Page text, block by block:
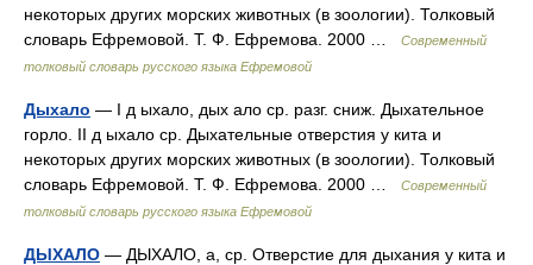
некоторых других морских животных (в зоологии). Толковый
словарь Ефремовой. Т. Ф. Ефремова. 2000 …
Современный
толковый словарь русского языка Ефремовой
Дыхало — I д ыхало, дых ало ср. разг. сниж. Дыхательное
горло. II д ыхало ср. Дыхательные отверстия у кита и
некоторых других морских животных (в зоологии). Толковый
словарь Ефремовой. Т. Ф. Ефремова. 2000 …
Современный
толковый словарь русского языка Ефремовой
ДЫХАЛО — ДЫХАЛО, а, ср. Отверстие для дыхания у кита и